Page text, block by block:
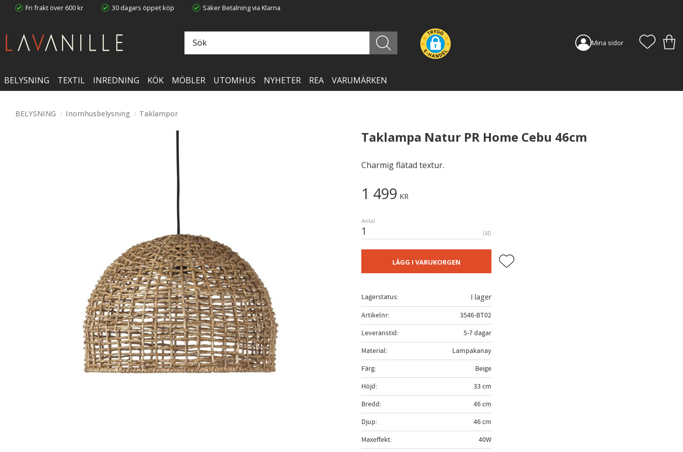
Fri frakt över 600 kr 30 dagars öppet köp Säker Betalning via Klarna
Mina sidor
BELYSNING TEXTIL INREDNING KÖK MÖBLER UTOMHUS NYHETER REA VARUMÄRKEN
BELYSNING Inomhusbelysning Taklampor
Taklampa Natur PR Home Cebu 46cm
Charmig flätad textur.
1 499 KR
Antal
st
LÄGG I VARUKORGEN Lägg till i favoriter
Lagerstatus
I lager
Artikelnr
3546-BT02
Leveranstid
5-7 dagar
Material
Lampakanay
Färg
Beige
Höjd
33 cm
Bredd
46 cm
Djup
46 cm
Maxeffekt
40W